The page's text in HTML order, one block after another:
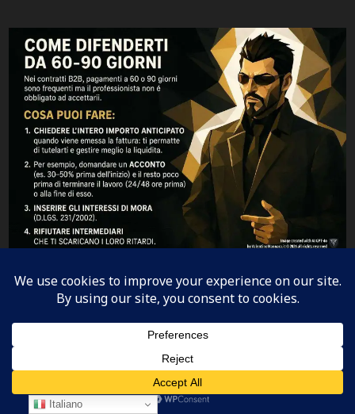
7. Termini di pagamento: come
difendersi da 60-90 giorni
Nel contratto B2B sono comuni pagamenti a
. Ma il professionistanon è obbligato ad
accettarli.
Italiano